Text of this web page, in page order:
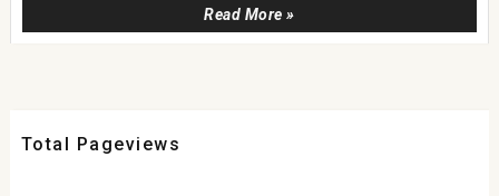
Read More »
Total Pageviews